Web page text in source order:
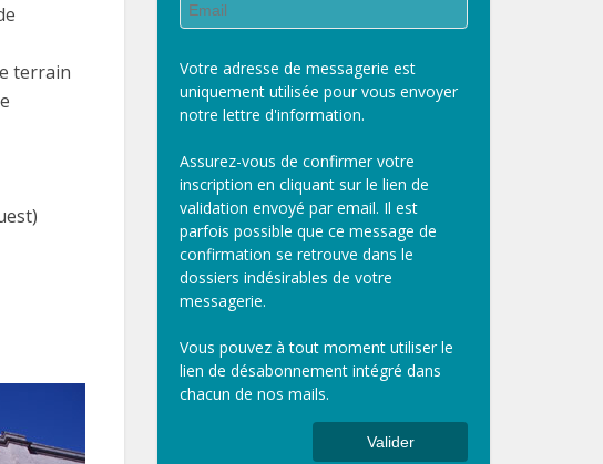
terrain
Votre adresse de messagerie est
uniquement utilisée pour vous envoyer
notre lettre d'information.
Assurez-vous de confirmer votre
inscription en cliquant sur le lien de
validation envoyé par email. Il est
parfois possible que ce message de
confirmation se retrouve dans le
dossiers indésirables de votre
messagerie.
Vous pouvez à tout moment utiliser le
lien de désabonnement intégré dans
chacun de nos mails.